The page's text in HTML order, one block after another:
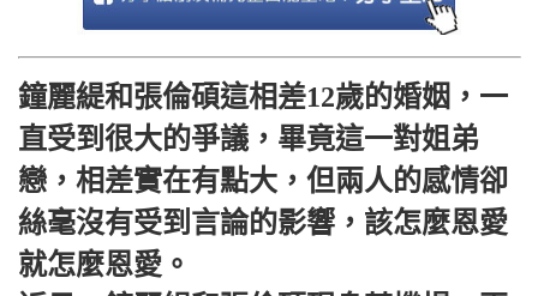
鐘麗緹和張倫碩這相差12歲的婚姻，一
直受到很大的爭議，畢竟這一對姐弟
戀，相差實在有點大，但兩人的感情卻
絲毫沒有受到言論的影響，該怎麼恩愛
就怎麼恩愛。